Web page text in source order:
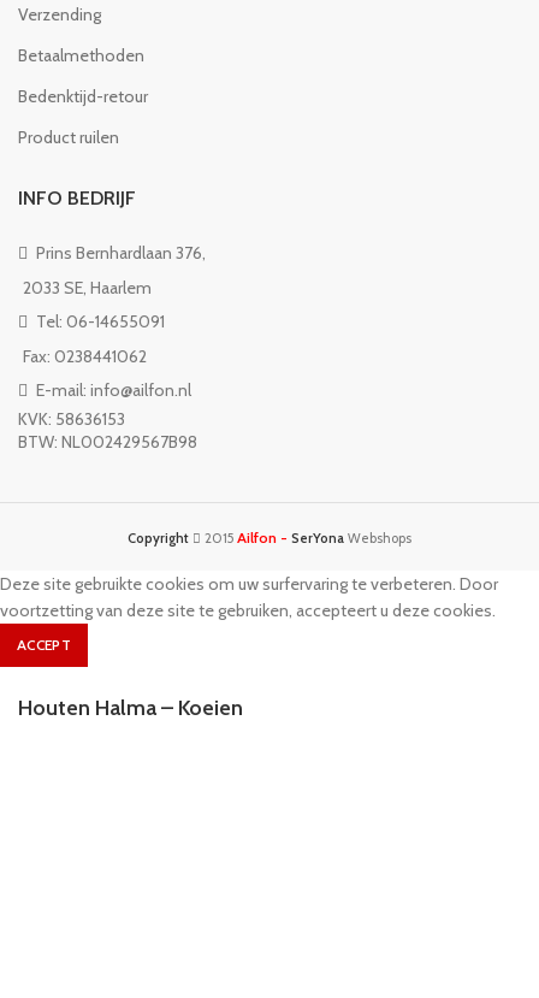
Verzending
Betaalmethoden
Bedenktijd-retour
Product ruilen
INFO BEDRIJF
Prins Bernhardlaan 376,
2033 SE, Haarlem
Tel: 06-14655091
Fax: 0238441062
E-mail: info@ailfon.nl
KVK: 58636153
BTW: NL002429567B98
Copyright 2015 Ailfon - SerYona Webshops
Deze site gebruikte cookies om uw surfervaring te verbeteren. Door
voortzetting van deze site te gebruiken, accepteert u deze cookies.
ACCEPT
Houten Halma – Koeien